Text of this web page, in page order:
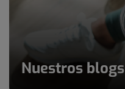
Nuestros blogs